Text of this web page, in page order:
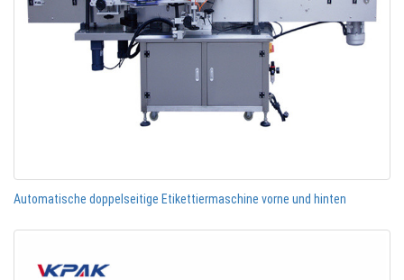
Automatische doppelseitige Etikettiermaschine vorne und hinten